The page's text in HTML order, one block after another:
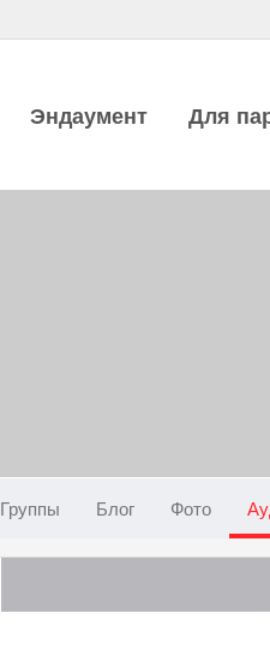
Эндаумент Для
Группы Блог Фото